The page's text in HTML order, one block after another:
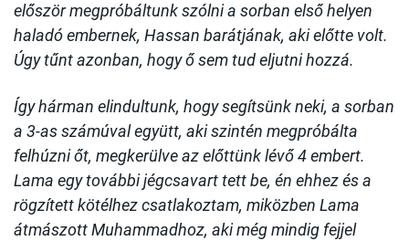
először megpróbáltunk szólni a sorban első helyen
haladó embernek, Hassan barátjának, aki előtte volt.
Úgy tűnt azonban, hogy ő sem tud eljutni hozzá.
Így hárman elindultunk, hogy segítsünk neki, a sorban
a 3-as számúval együtt, aki szintén megpróbálta
felhúzni őt, megkerülve az előttünk lévő 4 embert.
Lama egy további jégcsavart tett be, én ehhez és a
rögzített kötélhez csatlakoztam, miközben Lama
átmászott Muhammadhoz, aki még mindig fejjel